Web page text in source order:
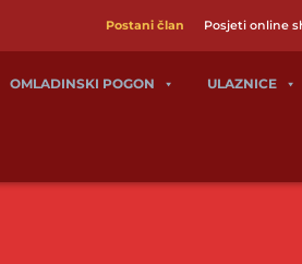
Postani član Posjeti online
OMLADINSKI POGON ULAZNICE